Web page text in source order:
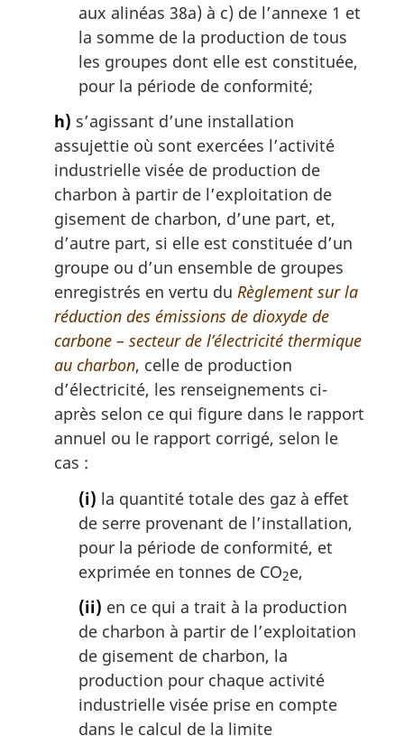
aux alinéas 38a) à c) de l’annexe 1 et
la somme de la production de tous
les groupes dont elle est constituée,
pour la période de conformité;
h) s’agissant d’une installation
assujettie où sont exercées l’activité
industrielle visée de production de
charbon à partir de l’exploitation de
gisement de charbon, d’une part, et,
d’autre part, si elle est constituée d’un
groupe ou d’un ensemble de groupes
enregistrés en vertu du Règlement sur la
réduction des émissions de dioxyde de
carbone – secteur de l’électricité thermique
au charbon, celle de production
d’électricité, les renseignements ci-
après selon ce qui figure dans le rapport
annuel ou le rapport corrigé, selon le
cas :
(i) la quantité totale des gaz à effet
de serre provenant de l’installation,
pour la période de conformité, et
exprimée en tonnes de CO2e,
(ii) en ce qui a trait à la production
de charbon à partir de l’exploitation
de gisement de charbon, la
production pour chaque activité
industrielle visée prise en compte
dans le calcul de la limite